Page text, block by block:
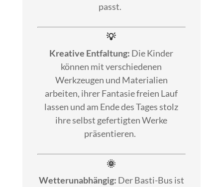
passt.
💡
Kreative Entfaltung: Die Kinder
können mit verschiedenen
Werkzeugen und Materialien
arbeiten, ihrer Fantasie freien Lauf
lassen und am Ende des Tages stolz
ihre selbst gefertigten Werke
präsentieren.
🌞
Wetterunabhängig: Der Basti-Bus ist